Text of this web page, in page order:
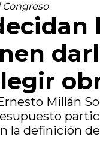
Congreso
Millán
la definición